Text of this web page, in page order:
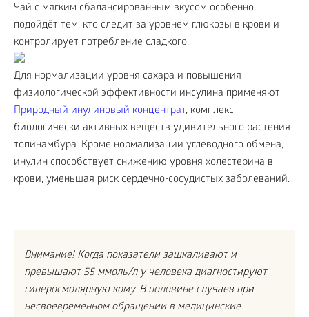
Чай с мягким сбалансированным вкусом особенно
подойдёт тем, кто следит за уровнем глюкозы в крови и
контролирует потребление сладкого.
Для нормализации уровня сахара и повышения
физиологической эффективности инсулина применяют
Природный инулиновый концентрат, комплекс
биологически активных веществ удивительного растения
топинамбура. Кроме нормализации углеводного обмена,
инулин способствует снижению уровня холестерина в
крови, уменьшая риск сердечно-сосудистых заболеваний.
Внимание! Когда показатели зашкаливают и
превышают 55 ммоль/л у человека диагностируют
гиперосмолярную кому. В половине случаев при
несвоевременном обращении в медицинские